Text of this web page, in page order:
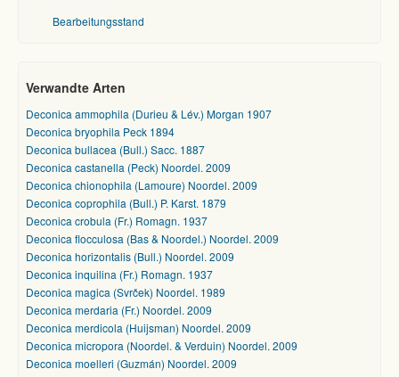
Bearbeitungsstand
Verwandte Arten
Deconica ammophila (Durieu & Lév.) Morgan 1907
Deconica bryophila Peck 1894
Deconica bullacea (Bull.) Sacc. 1887
Deconica castanella (Peck) Noordel. 2009
Deconica chionophila (Lamoure) Noordel. 2009
Deconica coprophila (Bull.) P. Karst. 1879
Deconica crobula (Fr.) Romagn. 1937
Deconica flocculosa (Bas & Noordel.) Noordel. 2009
Deconica horizontalis (Bull.) Noordel. 2009
Deconica inquilina (Fr.) Romagn. 1937
Deconica magica (Svrček) Noordel. 1989
Deconica merdaria (Fr.) Noordel. 2009
Deconica merdicola (Huijsman) Noordel. 2009
Deconica micropora (Noordel. & Verduin) Noordel. 2009
Deconica moelleri (Guzmán) Noordel. 2009